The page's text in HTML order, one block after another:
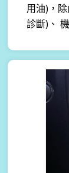
用油)，
診斷)、